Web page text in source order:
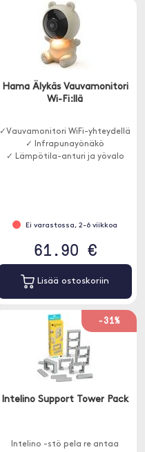
Hama Älykäs Vauvamonitori
Wi-Fi:llä
✓Vauvamonitori WiFi-yhteydellä
✓ Infrapunayönäkö
✓ Lämpötila-anturi ja yövalo
Ei varastossa, 2-6 viikkoa
61.90 €
Lisää ostoskoriin
-31%
Intelino Support Tower Pack
Intelino -stö pela re antaa